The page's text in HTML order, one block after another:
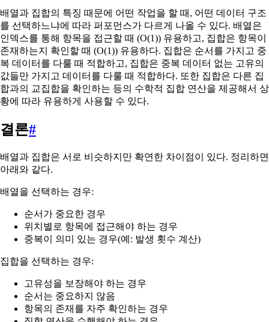
배열과 집합의 특징 때문에 어떤 작업을 할 때, 어떤 데이터 구조
를 선택하느냐에 따라 퍼포먼스가 다르게 나올 수 있다. 배열은
인덱스를 통해 항목을 접근할 때 (O(1)) 유용하고, 집합은 항목이
존재하는지 확인할 때 (O(1)) 유용하다. 집합은 순서를 가지고 중
복 데이터를 다룰 때 적합하고, 집합은 중복 데이터 없는 고유의
값들만 가지고 데이터를 다룰 때 적합하다. 또한 집합은 다른 집
합과의 교집합을 확인하는 등의 수학적 집합 연산을 제공해서 상
황에 따라 유용하게 사용할 수 있다.
결론#
배열과 집합은 서로 비슷하지만 확연한 차이점이 있다. 정리하면
아래와 같다.
배열을 선택하는 경우:
순서가 중요한 경우
위치별로 항목에 접근해야 하는 경우
중복이 의미 있는 경우(예: 발생 횟수 계산)
집합을 선택하는 경우:
고유성을 보장해야 하는 경우
순서는 중요하지 않음
항목의 존재를 자주 확인하는 경우